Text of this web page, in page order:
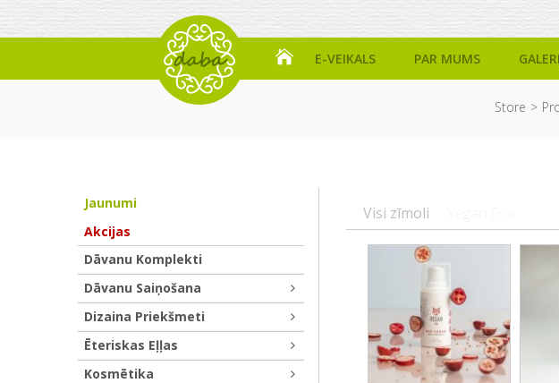
E-VEIKALS PAR MUMS
Store
Visi zīmoli
Jaunumi
Akcijas
Dāvanu Komplekti
Dāvanu Saiņošana
Dizaina Priekšmeti
Ēteriskas Eļļas
Kosmētika